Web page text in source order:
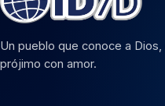
Un pueblo que conoce a
prójimo con amor.